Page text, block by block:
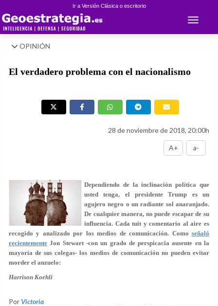
Ir a Versión Clásica o escritorio
Toggle
OPINIÓN
El verdadero problema con el nacionalismo
28 de noviembre de 2018, 20:00h
A+ a-
Dependiendo de la inclinación política que
usted tenga, el presidente Trump es un
agujero negro o un radiante sol anaranjado.
De cualquier manera, no puede escapar de su
influencia. Cada tuit y comentario al aire es
recogido y analizado por los medios de comunicación. Como señaló
recientemente Jon Stewart -con un grado de perspicacia ausente en la
mayoría de sus colegas- los medios de comunicación no pueden evitar
morder el anzuelo:
Harrison Koehli
Por Victoria